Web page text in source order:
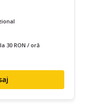
30 RON / oră